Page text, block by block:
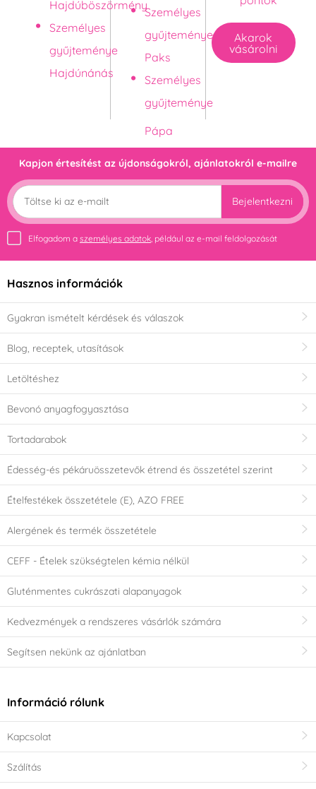
Hajdúböszörmény
Személyes
gyűjteménye
Hajdúnánás
Személyes
gyűjteménye
Paks
Személyes
gyűjteménye
Akarok
vásárolni
Kapjon értesítést az újdonságokról, ajánlatokról e-mailre
Bejelentkezni
Elfogadom a személyes adatok , például az e-mail feldolgozását
Hasznos információk
Gyakran ismételt kérdések és válaszok
Blog, receptek, utasítások
Letöltéshez
Bevonó anyagfogyasztása
Tortadarabok
Édesség-és pékáruösszetevők étrend és összetétel szerint
Ételfestékek összetétele (E), AZO FREE
Alergének és termék összetétele
CEFF - Ételek szükségtelen kémia nélkül
Gluténmentes cukrászati alapanyagok
Kedvezmények a rendszeres vásárlók számára
Segítsen nekünk az ajánlatban
Információ rólunk
Kapcsolat
Szálítás